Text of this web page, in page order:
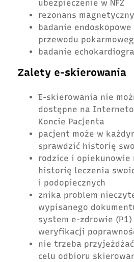
ubezpieczenie w NFZ
rezonans magnetyczny
badanie endoskopowe
przewodu
badanie
Zalety e-skierowania
E-skierowania nie
dostępne na
Koncie Pacjenta
pacjent może w
sprawdzić historię
rodzice i opiekunowie
historię leczenia
i podopiecznych
znika problem
wypisanego
system e-zdrowie
weryfikacji
nie trzeba
celu odbioru